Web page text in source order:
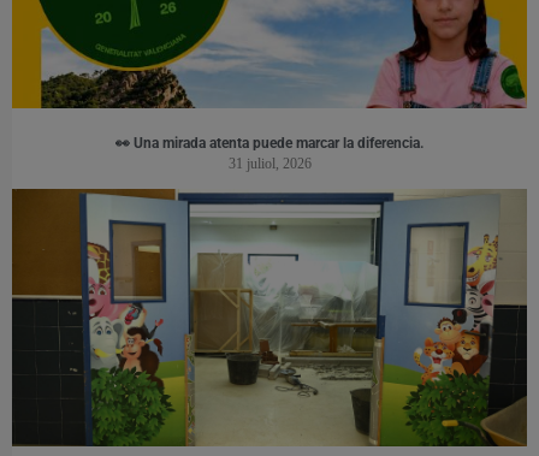
👀 Una mirada atenta puede marcar la diferencia.
31 juliol, 2026